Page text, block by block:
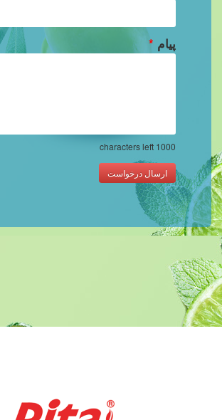
پیام *
1000
ارسال درخواست